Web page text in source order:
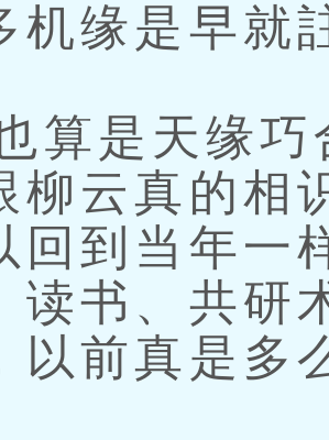
机缘是早就
是天缘巧
柳云真的相
回到当年一
读书、共研
以前真是多